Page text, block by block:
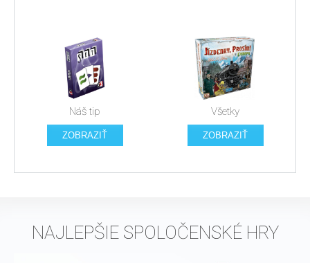
Náš tip
ZOBRAZIŤ
Všetky
ZOBRAZIŤ
NAJLEPŠIE SPOLOČENSKÉ HRY